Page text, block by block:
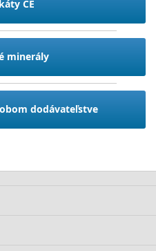
CE
minerály
dodávateľstve